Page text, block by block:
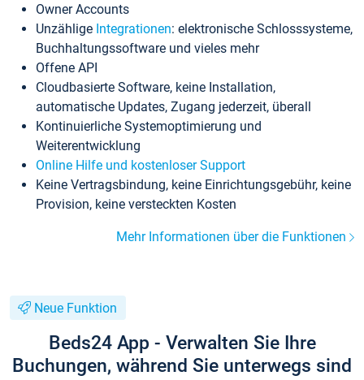
Owner Accounts
Unzählige Integrationen: elektronische Schlosssysteme,
Buchhaltungssoftware und vieles mehr
Offene API
Cloudbasierte Software, keine Installation,
automatische Updates, Zugang jederzeit, überall
Kontinuierliche Systemoptimierung und
Weiterentwicklung
Online Hilfe und kostenloser Support
Keine Vertragsbindung, keine Einrichtungsgebühr, keine
Provision, keine versteckten Kosten
Mehr Informationen über die Funktionen
Neue Funktion
Beds24 App - Verwalten Sie Ihre
Buchungen, während Sie unterwegs sind